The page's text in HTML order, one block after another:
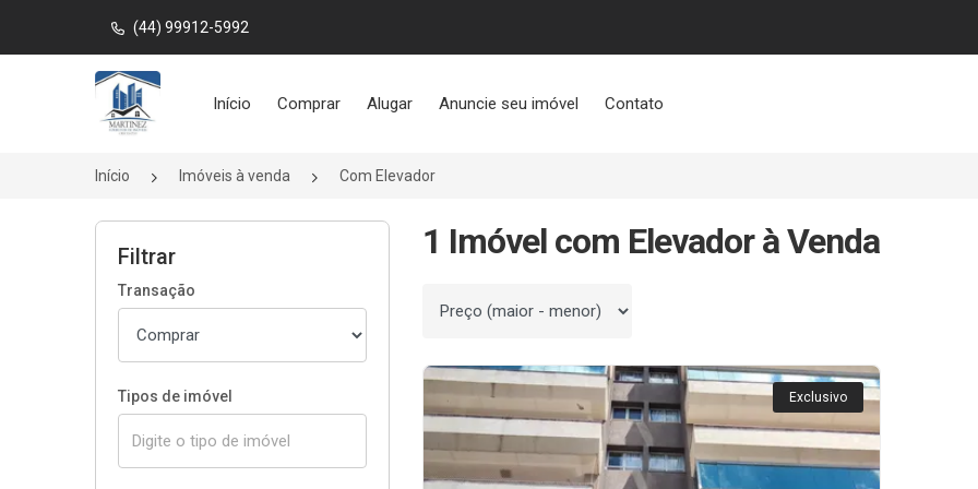
(44) 99912-5992
Página inicial
Início Comprar Alugar Anuncie seu imóvel Contato
Início Imóveis à venda Com Elevador
Filtrar
Transação
Tipos de imóvel
1 Imóvel com Elevador à Venda
Ordenar por
Exclusivo